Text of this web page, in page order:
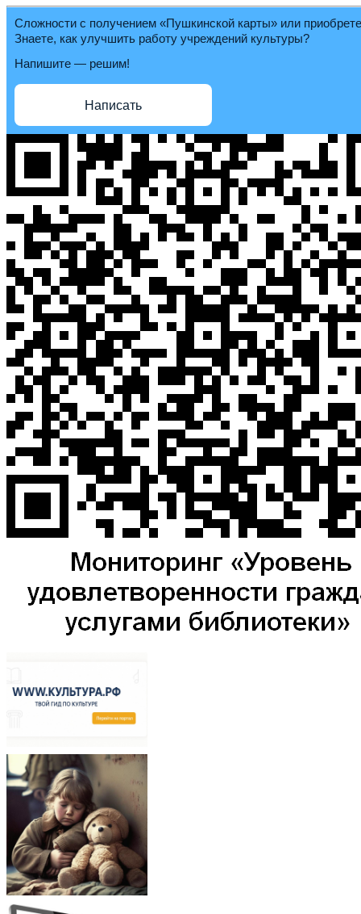
Сложности с получением «Пушкинской карты» или
Знаете, как улучшить работу учреждений культуры?
Напишите — решим!
Написать